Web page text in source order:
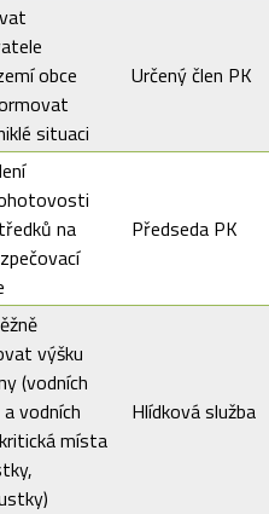
obce
situaci
Určený člen PK
na
Předseda PK
výšku
(vodních
vodních
místa
Hlídková služba